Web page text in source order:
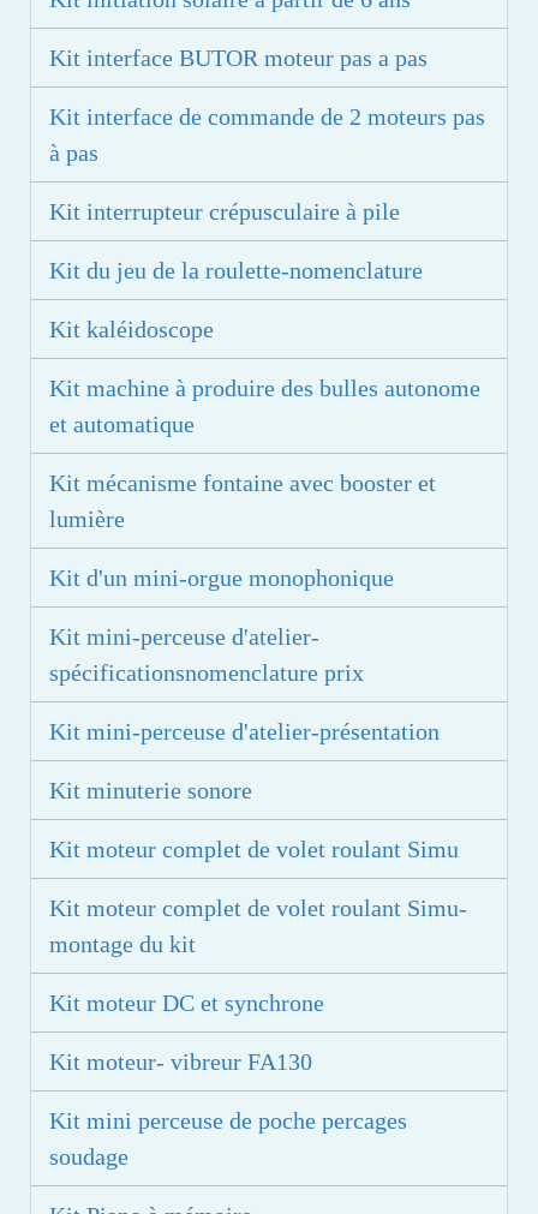
Kit interface BUTOR moteur pas a pas
Kit interface de commande de 2 moteurs pas
à pas
Kit interrupteur crépusculaire à pile
Kit du jeu de la roulette-nomenclature
Kit kaléidoscope
Kit machine à produire des bulles autonome
et automatique
Kit mécanisme fontaine avec booster et
lumière
Kit d'un mini-orgue monophonique
Kit mini-perceuse d'atelier-
spécificationsnomenclature prix
Kit mini-perceuse d'atelier-présentation
Kit minuterie sonore
Kit moteur complet de volet roulant Simu
Kit moteur complet de volet roulant Simu-
montage du kit
Kit moteur DC et synchrone
Kit moteur- vibreur FA130
Kit mini perceuse de poche percages
soudage